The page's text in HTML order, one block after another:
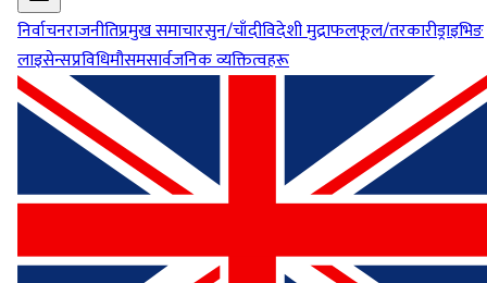
निर्वाचनराजनीतिप्रमुख समाचारसुन/चाँदीविदेशी मुद्राफलफूल/तरकारीड्राइभिङ
लाइसेन्सप्रविधिमौसमसार्वजनिक व्यक्तित्वहरू